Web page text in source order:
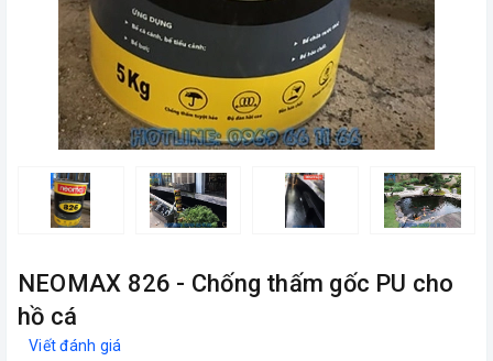
NEOMAX 826 - Chống thấm gốc PU cho
hồ cá
Viết đánh giá